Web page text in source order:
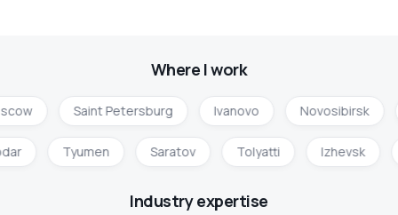
Where I work
Saint Petersburg Ivanovo Novosibirsk
Tyumen Saratov Tolyatti Izhevsk
Industry expertise